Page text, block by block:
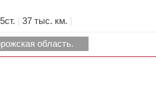
37 тыс. км.
область.